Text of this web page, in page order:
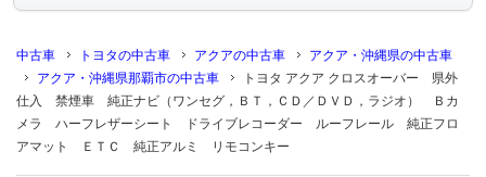
中古車 トヨタの中古車 アクアの中古車
アクア・沖縄県の中古車
アクア・沖縄県那覇市の中古車
トヨタ アクア クロスオーバー 県外
仕入 禁煙車 純正ナビ（ワンセグ，ＢＴ，ＣＤ／ＤＶＤ，ラジオ） Ｂカ
メラ ハーフレザーシート ドライブレコーダー ルーフレール 純正フロ
アマット ＥＴＣ 純正アルミ リモコンキー